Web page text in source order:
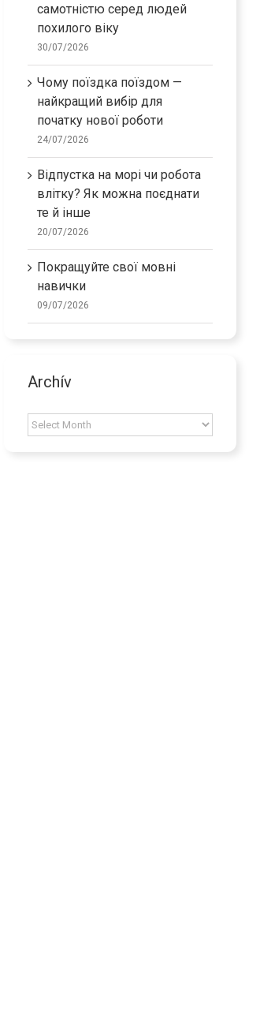
самотністю серед людей
похилого віку
30/07/2026
Чому поїздка поїздом —
найкращий вибір для
початку нової роботи
24/07/2026
Відпустка на морі чи робота
влітку? Як можна поєднати
те й інше
20/07/2026
Покращуйте свої мовні
навички
09/07/2026
Archív
Archív